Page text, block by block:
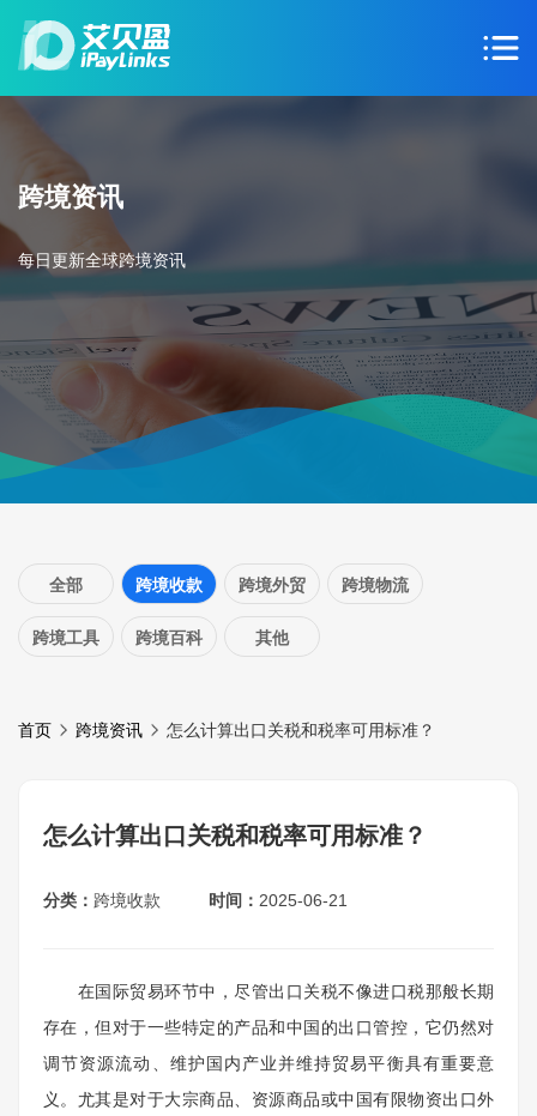
跨境资讯
每日更新全球跨境资讯
全部 跨境收款 跨境外贸 跨境物流
跨境工具 跨境百科 其他
首页 跨境资讯 怎么计算出口关税和税率可用标准？
怎么计算出口关税和税率可用标准？
分类： 跨境收款 时间： 2025-06-21
在国际贸易环节中，尽管出口关税不像进口税那般长期
存在，但对于一些特定的产品和中国的出口管控，它仍然对
调节资源流动、维护国内产业并维持贸易平衡具有重要意
义。尤其是对于大宗商品、资源商品或中国有限物资出口外